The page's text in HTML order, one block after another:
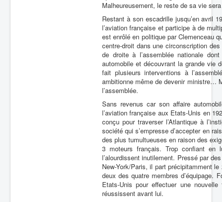
Malheureusement, le reste de sa vie
Restant à son escadrille jusqu’en avril
l’aviation française et participe à de
est enrôlé en politique par Clemenceau
centre-droit dans une circonscription
de droite à l’assemblée nationale
automobile et découvrant la grande vie
fait plusieurs interventions à
ambitionne même de devenir ministre…
l’assemblée.
Sans revenus car son affaire
l’aviation française aux Etats-Unis en
conçu pour traverser l’Atlantique à
société qui s’empresse d’accepter en
des plus tumultueuses en raison des
3 moteurs français. Trop confiant en
l’alourdissent inutilement. Pressé par
New-York/Paris, il part précipitamment
deux des quatre membres d’équipage.
Etats-Unis pour effectuer une
réussissent avant lui.